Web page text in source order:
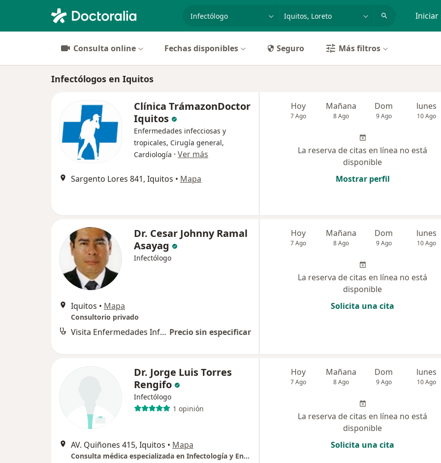
especialidad, enfermedad o nombre Iniciar
Consulta online Fechas disponibles Seguro Más filtros
Infectólogos en Iquitos
Clínica TrámazonDoctor
Iquitos
Enfermedades infecciosas y
tropicales, Cirugía general,
Cardiología · Ver más
Sargento Lores 841, Iquitos • Mapa
Hoy
7 Ago
Mañana
8 Ago
Dom
9 Ago
lunes
10 Ago
La reserva de citas en línea no está
disponible
Mostrar perfil
Dr. Cesar Johnny Ramal
Asayag
Infectólogo
Iquitos • Mapa
Consultorio privado
Visita Enfermedades Infecciosas y Tropicales Precio sin especificar
Hoy
7 Ago
Mañana
8 Ago
Dom
9 Ago
lunes
10 Ago
La reserva de citas en línea no está
disponible
Solicita una cita
Dr. Jorge Luis Torres
Rengifo
Infectólogo
1 opinión
AV. Quiñones 415, Iquitos • Mapa
Consulta médica especializada en Infectología y Enfermedades Tropicales
Hoy
7 Ago
Mañana
8 Ago
Dom
9 Ago
lunes
10 Ago
La reserva de citas en línea no está
disponible
Solicita una cita